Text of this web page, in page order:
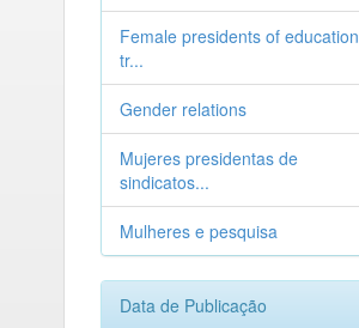
Female presidents of education
tr...
Gender relations
Mujeres presidentas de
sindicatos...
Mulheres e pesquisa
Data de Publicação